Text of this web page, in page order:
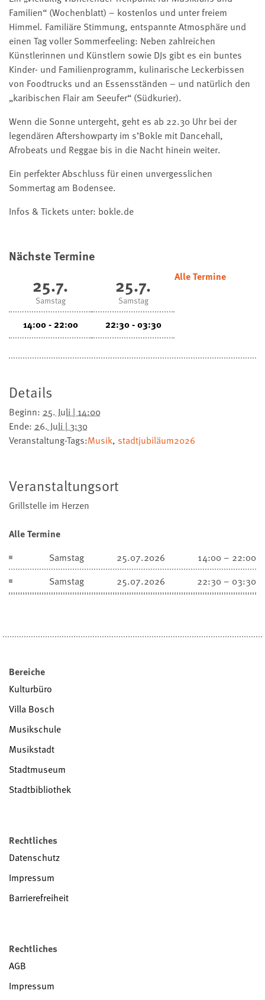
Familien“ (Wochenblatt) – kostenlos und unter freiem
Himmel. Familiäre Stimmung, entspannte Atmosphäre und
einen Tag voller Sommerfeeling: Neben zahlreichen
Künstlerinnen und Künstlern sowie DJs gibt es ein buntes
Kinder- und Familienprogramm, kulinarische Leckerbissen
von Foodtrucks und an Essensständen – und natürlich den
„karibischen Flair am Seeufer“ (Südkurier).
Wenn die Sonne untergeht, geht es ab 22.30 Uhr bei der
legendären Aftershowparty im s’Bokle mit Dancehall,
Afrobeats und Reggae bis in die Nacht hinein weiter.
Ein perfekter Abschluss für einen unvergesslichen
Sommertag am Bodensee.
Infos & Tickets unter: bokle.de
Nächste Termine
25.7.
Samstag
14:00 - 22:00
25.7.
Samstag
22:30 - 03:30
Alle Termine
Details
Beginn: 25. Juli | 14:00
Ende: 26. Juli | 3:30
Veranstaltung-Tags:Musik, stadtjubiläum2026
Veranstaltungsort
Grillstelle im Herzen
Alle Termine
Samstag
25.07.2026
14:00 – 22:00
Samstag
25.07.2026 22:30 – 03:30
Bereiche
Kulturbüro
Villa Bosch
Musikschule
Musikstadt
Stadtmuseum
Stadtbibliothek
Rechtliches
Datenschutz
Impressum
Barrierefreiheit
Rechtliches
AGB
Impressum